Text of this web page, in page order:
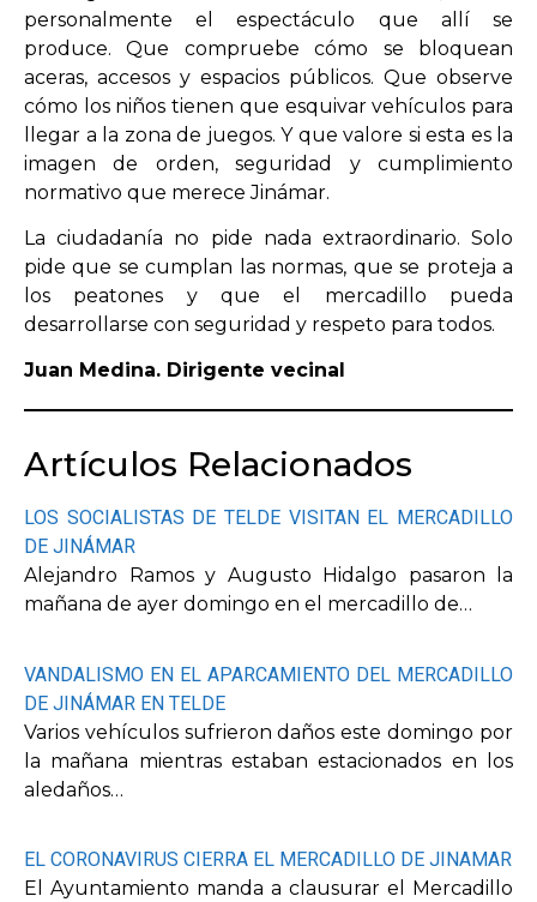
personalmente el espectáculo que allí se
produce. Que compruebe cómo se bloquean
aceras, accesos y espacios públicos. Que observe
cómo los niños tienen que esquivar vehículos para
llegar a la zona de juegos. Y que valore si esta es la
imagen de orden, seguridad y cumplimiento
normativo que merece Jinámar.
La ciudadanía no pide nada extraordinario. Solo
pide que se cumplan las normas, que se proteja a
los peatones y que el mercadillo pueda
desarrollarse con seguridad y respeto para todos.
Juan Medina. Dirigente vecinal
Artículos Relacionados
LOS SOCIALISTAS DE TELDE VISITAN EL MERCADILLO
DE JINÁMAR
Alejandro Ramos y Augusto Hidalgo pasaron la
mañana de ayer domingo en el mercadillo de…
VANDALISMO EN EL APARCAMIENTO DEL MERCADILLO
DE JINÁMAR EN TELDE
Varios vehículos sufrieron daños este domingo por
la mañana mientras estaban estacionados en los
aledaños…
EL CORONAVIRUS CIERRA EL MERCADILLO DE JINAMAR
El Ayuntamiento manda a clausurar el Mercadillo